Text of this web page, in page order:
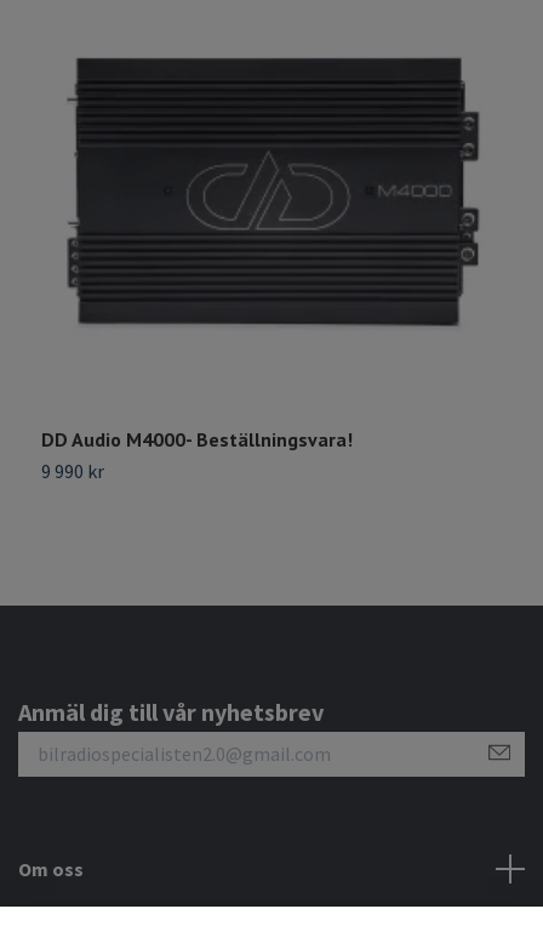
DD Audio M4000- Beställningsvara!
9 990 kr
Anmäl dig till vår nyhetsbrev
Om oss